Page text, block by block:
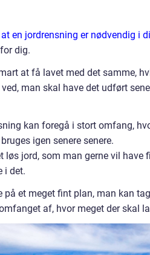
at en jordrensning er nødvendig i
dig.
at få lavet med det samme,
man skal have det udført
kan foregå i stort omfang,
igen senere senere.
løs jord, som man gerne vil have
i det.
et meget fint plan, man kan
af, hvor meget der skal